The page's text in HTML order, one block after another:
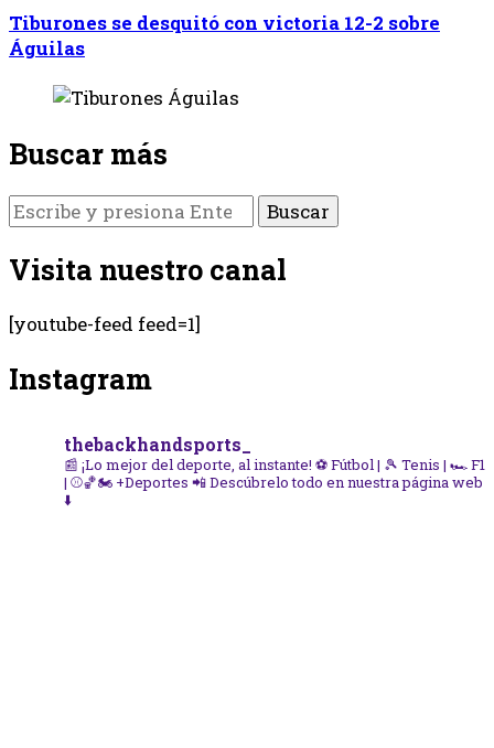
Tiburones se desquitó con victoria 12-2 sobre
Águilas
Buscar más
¿Buscas
algo?
Visita nuestro canal
[youtube-feed feed=1]
Instagram
thebackhandsports_
📰 ¡Lo mejor del deporte, al instante! ⚽ Fútbol | 🎾 Tenis | 🏎️ F1
| ⚾🏀🏍️ +Deportes 📲 Descúbrelo todo en nuestra página web
⬇️